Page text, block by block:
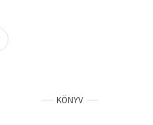
KÖNYV